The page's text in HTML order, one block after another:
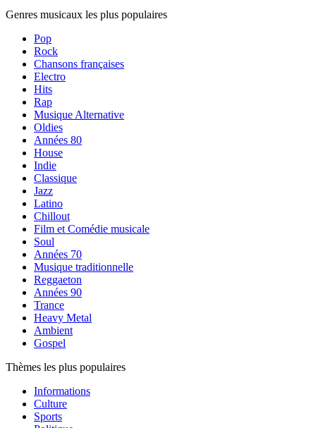
Genres musicaux les plus populaires
Pop
Rock
Chansons françaises
Electro
Hits
Rap
Musique Alternative
Oldies
Années 80
House
Indie
Classique
Jazz
Latino
Chillout
Film et Comédie musicale
Soul
Années 70
Musique traditionnelle
Reggaeton
Années 90
Trance
Heavy Metal
Ambient
Gospel
Thèmes les plus populaires
Informations
Culture
Sports